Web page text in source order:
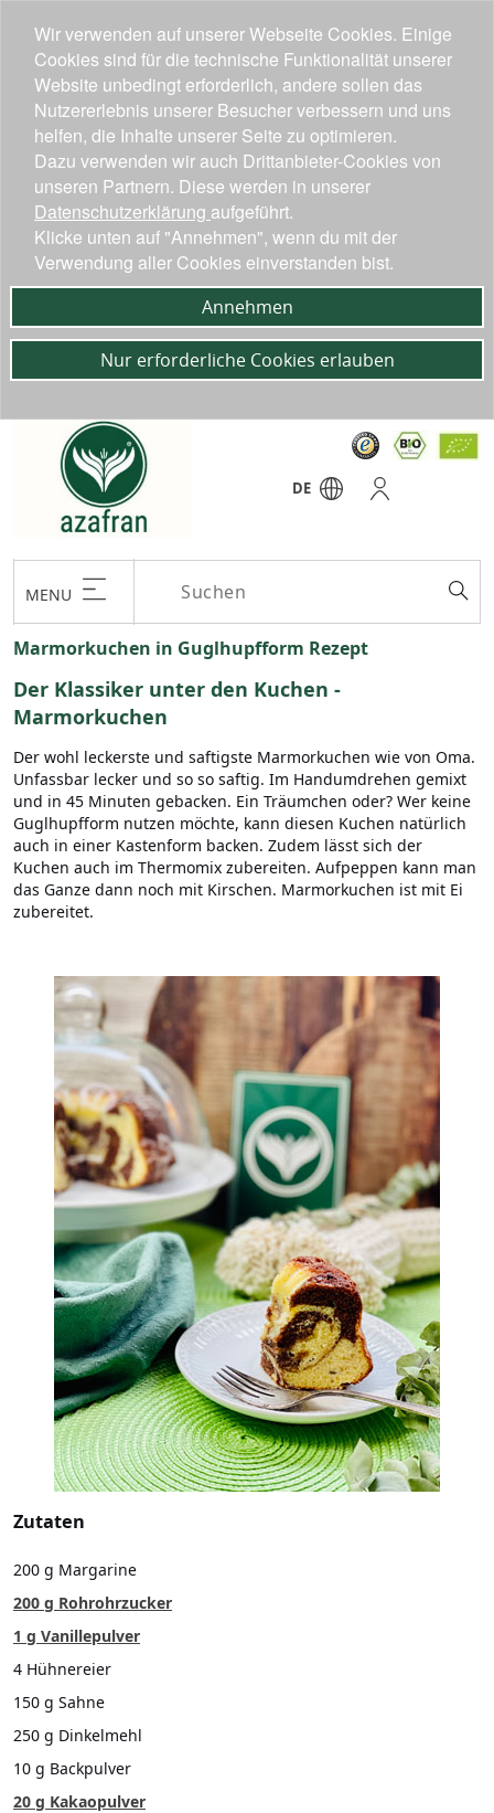
DE
MENU
Marmorkuchen in Guglhupfform Rezept
Der Klassiker unter den Kuchen -
Marmorkuchen
Der wohl leckerste und saftigste Marmorkuchen wie von Oma.
Unfassbar lecker und so so saftig. Im Handumdrehen gemixt
und in 45 Minuten gebacken. Ein Träumchen oder? Wer keine
Guglhupfform nutzen möchte, kann diesen Kuchen natürlich
auch in einer Kastenform backen. Zudem lässt sich der
Kuchen auch im Thermomix zubereiten. Aufpeppen kann man
das Ganze dann noch mit Kirschen. Marmorkuchen ist mit Ei
zubereitet.
Zutaten
200 g Margarine
200 g Rohrohrzucker
1 g Vanillepulver
4 Hühnereier
150 g Sahne
250 g Dinkelmehl
10 g Backpulver
20 g Kakaopulver
Wir verwenden auf unserer Webseite Cookies. Einige
Cookies sind für die technische Funktionalität unserer
Website unbedingt erforderlich, andere sollen das
Nutzererlebnis unserer Besucher verbessern und uns
helfen, die Inhalte unserer Seite zu optimieren.
Dazu verwenden wir auch Drittanbieter-Cookies von
unseren Partnern. Diese werden in unserer
Datenschutzerklärung aufgeführt.
Klicke unten auf "Annehmen", wenn du mit der
Verwendung aller Cookies einverstanden bist.
Annehmen
Nur erforderliche Cookies erlauben